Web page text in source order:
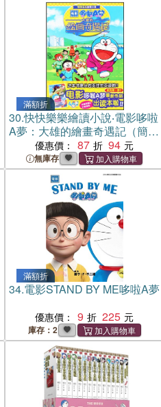
滿額折
30.快快樂樂繪讀小說‧電影哆啦
A夢：大雄的繪畫奇遇記（簡體
優惠價： 87 94
無庫存
滿額折
34.電影STAND BY ME哆啦A夢
優惠價： 9 225
庫存：2